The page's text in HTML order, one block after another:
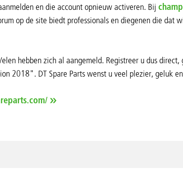
en die account opnieuw activeren. Bij
op de site biedt professionals en diegenen die dat
hebben zich al aangemeld. Registreer u dus
2018". DT Spare Parts wenst u veel plezier, geluk